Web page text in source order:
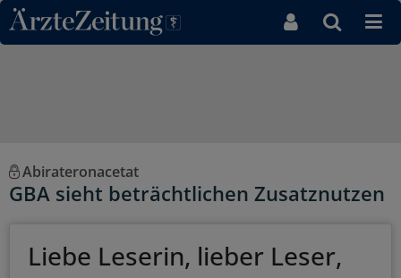
Direkt zum Inhaltsbereich
Abirateronacetat
GBA sieht beträchtlichen Zusatznutzen
Liebe Leserin, lieber Leser,